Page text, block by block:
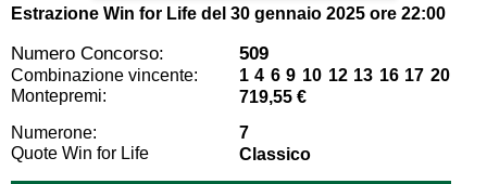
Estrazione Win for Life del 30 gennaio 2025 ore 22:00
Numero Concorso: 509
Combinazione vincente:
1 4 6 9 10 12 13 16 17 20
Montepremi:
719,55 €
Numerone:
7
Quote Win for Life
Classico